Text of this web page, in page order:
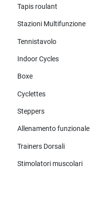
Tapis roulant
Stazioni Multifunzione
Tennistavolo
Indoor Cycles
Boxe
Cyclettes
Steppers
Allenamento funzionale
Trainers Dorsali
Stimolatori muscolari